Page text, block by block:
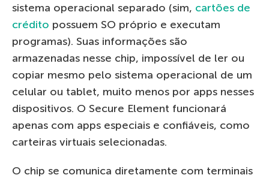
sistema operacional separado (sim, cartões de
crédito possuem SO próprio e executam
programas). Suas informações são
armazenadas nesse chip, impossível de ler ou
copiar mesmo pelo sistema operacional de um
celular ou tablet, muito menos por apps nesses
dispositivos. O Secure Element funcionará
apenas com apps especiais e confiáveis, como
carteiras virtuais selecionadas.
O chip se comunica diretamente com terminais